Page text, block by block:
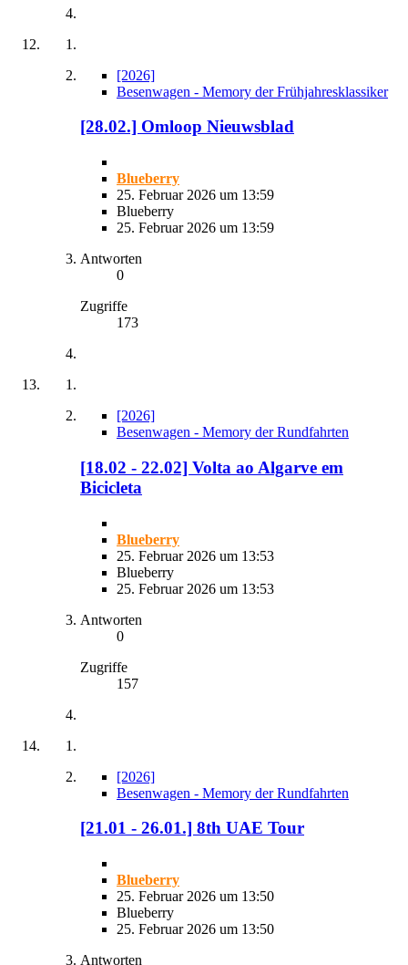
[2026]
Besenwagen - Memory der Frühjahresklassiker
[28.02.] Omloop Nieuwsblad
Blueberry
25. Februar 2026 um 13:59
Blueberry
25. Februar 2026 um 13:59
Antworten
0
Zugriffe
173
[2026]
Besenwagen - Memory der Rundfahrten
[18.02 - 22.02] Volta ao Algarve em
Bicicleta
Blueberry
25. Februar 2026 um 13:53
Blueberry
25. Februar 2026 um 13:53
Antworten
0
Zugriffe
157
[2026]
Besenwagen - Memory der Rundfahrten
[21.01 - 26.01.] 8th UAE Tour
Blueberry
25. Februar 2026 um 13:50
Blueberry
25. Februar 2026 um 13:50
Antworten